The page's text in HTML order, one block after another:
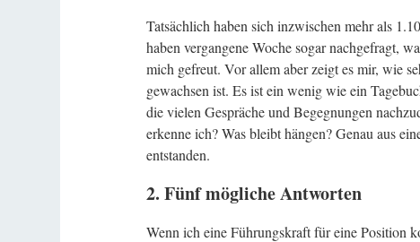
Tatsächlich haben sich inzwischen mehr als
haben vergangene Woche sogar nachgefragt,
mich gefreut. Vor allem aber zeigt es mir, wie
gewachsen ist. Es ist ein wenig wie ein
die vielen Gespräche und Begegnungen
erkenne ich? Was bleibt hängen? Genau aus
entstanden.
2. Fünf mögliche Antworten
Wenn ich eine Führungskraft für eine Position